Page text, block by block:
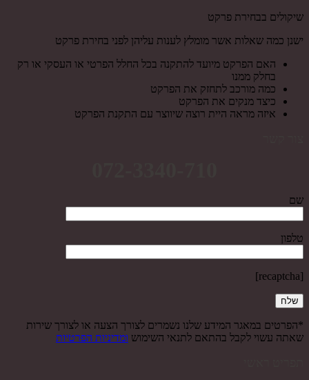
שיקולים בבחירת פרקט
ישנן כמה שאלות אשר מומלץ לענות עליהן לפני בחירת פרקט
האם הפרקט מיועד להתקנה בכל החלל הפרטי או העסקי או רק
בחלק ממנו
כמה מורכב לתחזק את הפרקט
כיצד מנקים את הפרקט
איזה מראה היית רוצה שיווצר עם התקנת הפרקט
שם
טלפון
[recaptcha]
*הפרטים במאגר המידע שלנו נשמרים לצורך הצעה או לצורך שירות
שאתה עשוי לקבל בהתאם לתנאי השימוש ומדיניות הפרטיות